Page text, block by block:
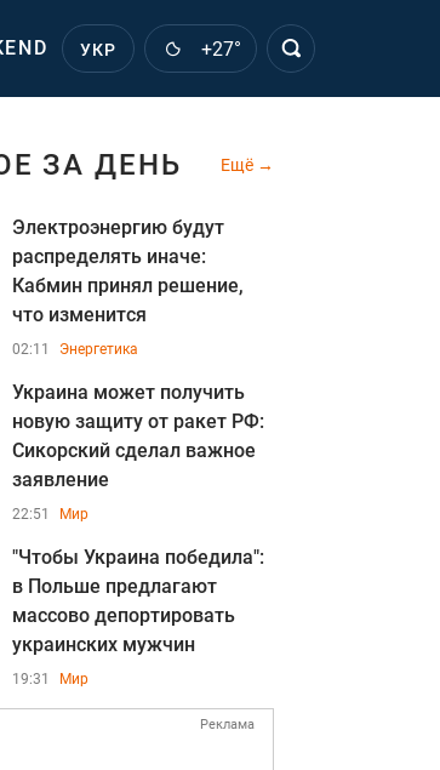
УКР +27°
ЗА ДЕНЬ Ещё
Электроэнергию будут
распределять иначе:
Кабмин принял решение,
что изменится
02:11 Энергетика
Украина может получить
новую защиту от ракет РФ:
Сикорский сделал важное
заявление
22:51 Мир
"Чтобы Украина победила":
в Польше предлагают
массово депортировать
украинских мужчин
19:31 Мир
Реклама